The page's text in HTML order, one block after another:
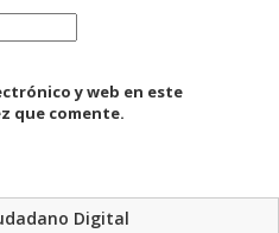
y web en este
que comente.
Digital